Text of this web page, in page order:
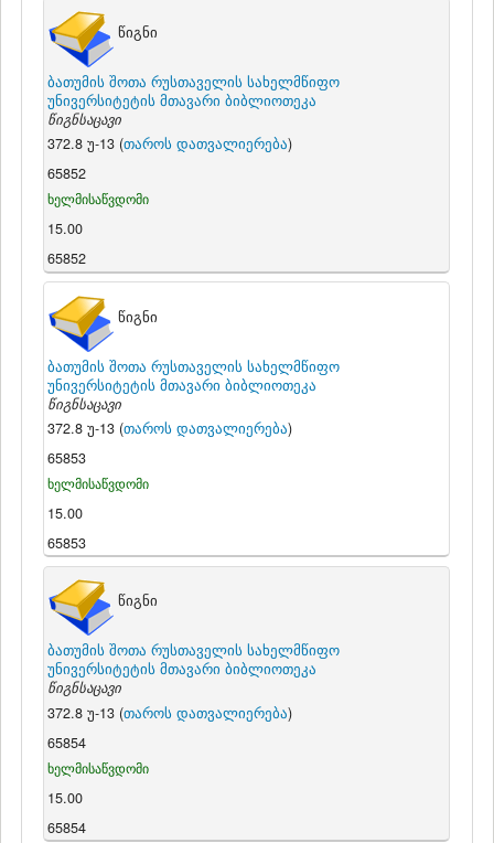
წიგნი
ბათუმის შოთა რუსთაველის სახელმწიფო
უნივერსიტეტის მთავარი ბიბლიოთეკა
წიგნსაცავი
372.8 უ-13 (თაროს დათვალიერება)
65852
ხელმისაწვდომი
15.00
65852
წიგნი
ბათუმის შოთა რუსთაველის სახელმწიფო
უნივერსიტეტის მთავარი ბიბლიოთეკა
წიგნსაცავი
372.8 უ-13 (თაროს დათვალიერება)
65853
ხელმისაწვდომი
15.00
65853
წიგნი
ბათუმის შოთა რუსთაველის სახელმწიფო
უნივერსიტეტის მთავარი ბიბლიოთეკა
წიგნსაცავი
372.8 უ-13 (თაროს დათვალიერება)
65854
ხელმისაწვდომი
15.00
65854